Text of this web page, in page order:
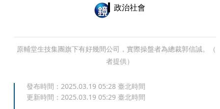
政治社會
原輔堂生技集團旗下有好幾間公司，實際操盤者為總裁郭信誠。（
者提供）
發布時間： 2025.03.19 05:28 臺北時間
更新時間： 2025.03.19 05:29 臺北時間